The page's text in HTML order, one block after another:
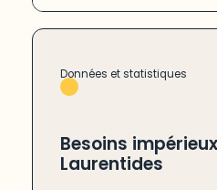
Données et statistiques
Besoins
Laurentides